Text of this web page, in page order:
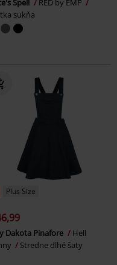
Spell
RED by EMP
sukňa
Plus Size
Dakota Pinafore
Hell
Stredne dlhé šaty